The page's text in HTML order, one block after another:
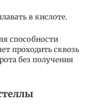
в кислоте.
способности
проходить сквозь
без получения